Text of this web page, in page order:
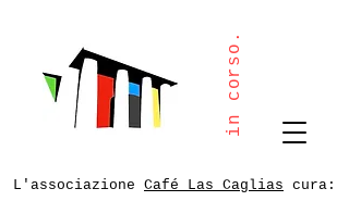
in corso.
L'associazione Café Las Caglias cura: